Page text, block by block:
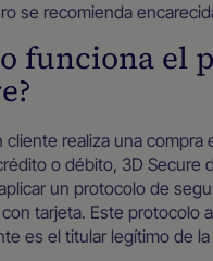
se recomienda
funciona el
cliente realiza una compra
o débito, 3D Secure
un protocolo de
tarjeta. Este protocolo
es el titular legítimo de la